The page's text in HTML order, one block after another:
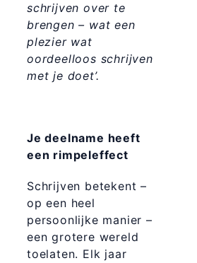
schrijven over te
brengen – wat een
plezier wat
oordeelloos schrijven
met je doet’.
Je deelname heeft
een rimpeleffect
Schrijven betekent –
op een heel
persoonlijke manier –
een grotere wereld
toelaten. Elk jaar